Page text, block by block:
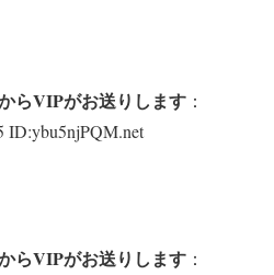
らVIPがお送りします ：
ID:ybu5njPQM.net
らVIPがお送りします ：